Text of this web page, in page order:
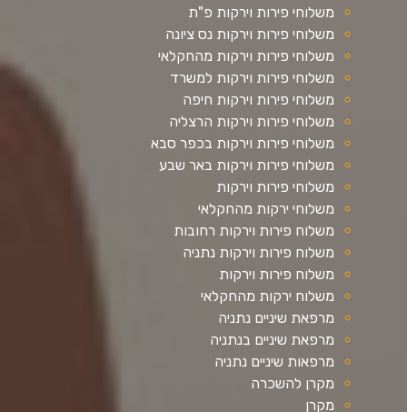
משלוחי פירות וירקות פ"ת
משלוחי פירות וירקות נס ציונה
משלוחי פירות וירקות מהחקלאי
משלוחי פירות וירקות למשרד
משלוחי פירות וירקות חיפה
משלוחי פירות וירקות הרצליה
משלוחי פירות וירקות בכפר סבא
משלוחי פירות וירקות באר שבע
משלוחי פירות וירקות
משלוחי ירקות מהחקלאי
משלוח פירות וירקות רחובות
משלוח פירות וירקות נתניה
משלוח פירות וירקות
משלוח ירקות מהחקלאי
מרפאת שיניים נתניה
מרפאת שיניים בנתניה
מרפאות שיניים נתניה
מקרן להשכרה
מקרן